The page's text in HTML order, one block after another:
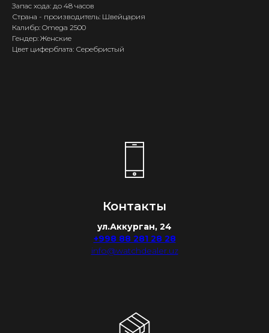
Запас хода: до 48 часов
Страна - производитель: Швейцария
Калибр: Omega 2500
Гендер: Женские
Цвет циферблата: Серебристый
Контакты
ул.Аккурган, 24
+998 88 281 28 28
info@watchdealer.uz